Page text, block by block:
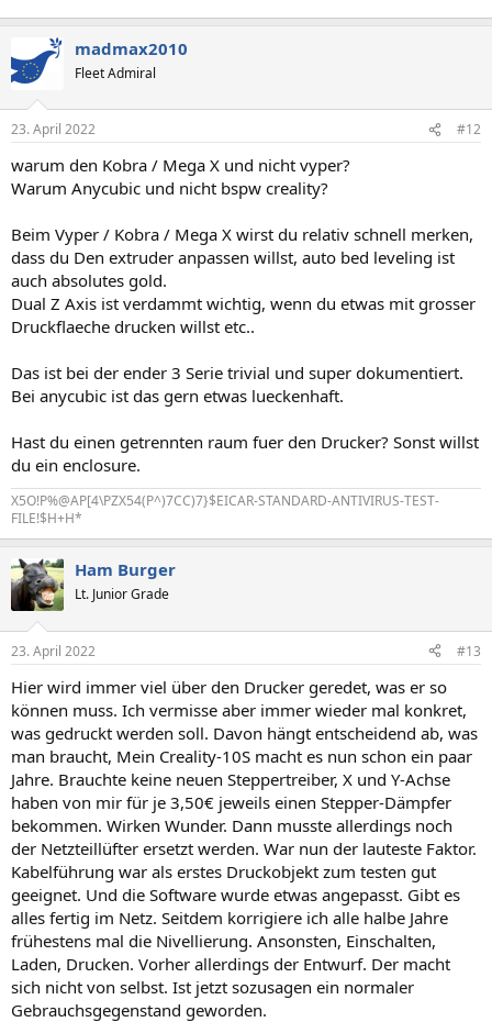
madmax2010
Fleet Admiral
23. April 2022 #12
warum den Kobra / Mega X und nicht vyper?
Warum Anycubic und nicht bspw creality?
Beim Vyper / Kobra / Mega X wirst du relativ schnell merken,
dass du Den extruder anpassen willst, auto bed leveling ist
auch absolutes gold.
Dual Z Axis ist verdammt wichtig, wenn du etwas mit grosser
Druckflaeche drucken willst etc..
Das ist bei der ender 3 Serie trivial und super dokumentiert.
Bei anycubic ist das gern etwas lueckenhaft.
Hast du einen getrennten raum fuer den Drucker? Sonst willst
du ein enclosure.
X5O!P%@AP[4\PZX54(P^)7CC)7}$EICAR-STANDARD-ANTIVIRUS-TEST-
FILE!$H+H*
Ham Burger
Lt. Junior Grade
23. April 2022 #13
Hier wird immer viel über den Drucker geredet, was er so
können muss. Ich vermisse aber immer wieder mal konkret,
was gedruckt werden soll. Davon hängt entscheidend ab, was
man braucht, Mein Creality-10S macht es nun schon ein paar
Jahre. Brauchte keine neuen Steppertreiber, X und Y-Achse
haben von mir für je 3,50€ jeweils einen Stepper-Dämpfer
bekommen. Wirken Wunder. Dann musste allerdings noch
der Netzteillüfter ersetzt werden. War nun der lauteste Faktor.
Kabelführung war als erstes Druckobjekt zum testen gut
geeignet. Und die Software wurde etwas angepasst. Gibt es
alles fertig im Netz. Seitdem korrigiere ich alle halbe Jahre
frühestens mal die Nivellierung. Ansonsten, Einschalten,
Laden, Drucken. Vorher allerdings der Entwurf. Der macht
sich nicht von selbst. Ist jetzt sozusagen ein normaler
Gebrauchsgegenstand geworden.